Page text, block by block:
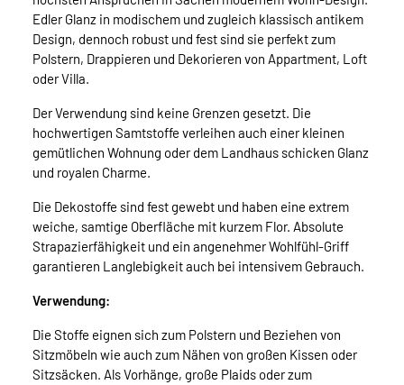
Edler Glanz in modischem und zugleich klassisch antikem
Design, dennoch robust und fest sind sie perfekt zum
Polstern, Drappieren und Dekorieren von Appartment, Loft
oder Villa.
Der Verwendung sind keine Grenzen gesetzt. Die
hochwertigen Samtstoffe verleihen auch einer kleinen
gemütlichen Wohnung oder dem Landhaus schicken Glanz
und royalen Charme.
Die Dekostoffe sind fest gewebt und haben eine extrem
weiche, samtige Oberfläche mit kurzem Flor. Absolute
Strapazierfähigkeit und ein angenehmer Wohlfühl-Griff
garantieren Langlebigkeit auch bei intensivem Gebrauch.
Verwendung:
Die Stoffe eignen sich zum Polstern und Beziehen von
Sitzmöbeln wie auch zum Nähen von großen Kissen oder
Sitzsäcken. Als Vorhänge, große Plaids oder zum